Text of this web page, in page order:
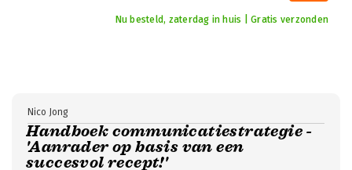
Nu besteld, zaterdag in huis | Gratis verzonden
Handboek communicatiestrategie -
'Aanrader op basis van een
succesvol recept!'
Nico Jong